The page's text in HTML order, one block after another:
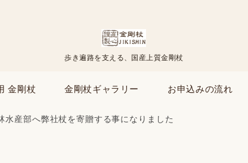
歩き遍路を支える、国産上質金剛杖
金剛杖 金剛杖ギャラリー お申込みの流れ
水産部へ弊社杖を寄贈する事になりました